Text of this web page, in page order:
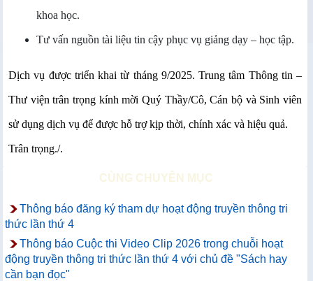
khoa học.
Tư vấn nguồn tài liệu tin cậy phục vụ giảng dạy – học tập.
Dịch vụ được triển khai từ tháng 9/2025. Trung tâm Thông tin –
Thư viện trân trọng kính mời Quý Thầy/Cô, Cán bộ và Sinh viên
sử dụng dịch vụ để được hỗ trợ kịp thời, chính xác và hiệu quả.
Trân trọng./.
CÙNG CHUYÊN MỤC
Thông báo đăng ký tham dự hoạt động truyền thông tri
thức lần thứ 4
Thông báo Cuộc thi Video Clip 2026 trong chuỗi hoạt
động truyền thông tri thức lần thứ 4 với chủ đề "Sách hay
cần bạn đọc"